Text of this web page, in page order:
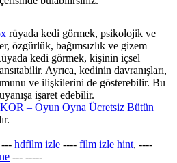
rüyada kedi görmek​, psikolojik ve
özgürlük, bağımsızlık ve gizem
kedi görmek, kişinin içsel
Ayrıca, kedinin davranışları,
ve ilişkilerini de gösterebilir. Bu
işaret edebilir.
– Oyun Oyna Ücretsiz Bütün
--- hdfilm izle ---- film izle hint, ----
--- -----